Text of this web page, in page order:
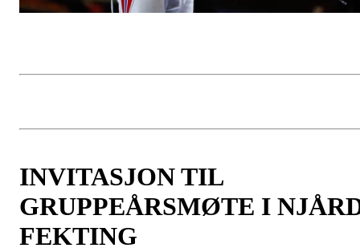
INVITASJON TIL
GRUPPEÅRSMØTE I
FEKTING